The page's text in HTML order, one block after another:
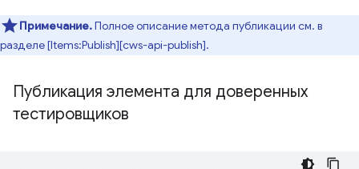
Примечание.Полное описание метода публикации см. в
разделе [Items:Publish][cws-api-publish].
Публикация элемента для доверенных
тестировщиков